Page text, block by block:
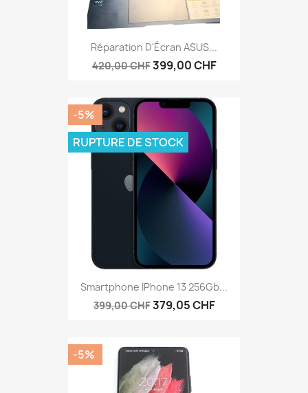
Réparation D'Écran ASUS...
420,00 CHF399,00 CHF
Smartphone IPhone 13 256Gb...
399,00 CHF379,05 CHF
-5%
RUPTURE DE STOCK
-5%